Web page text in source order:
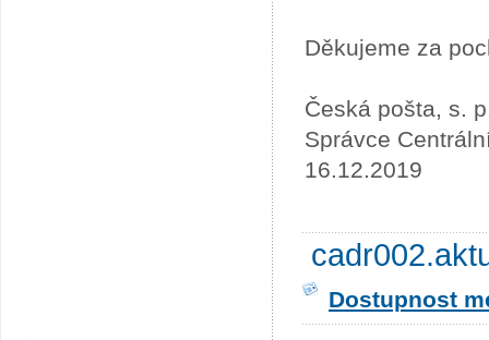
Děkujeme za
Česká pošta, s.
Správce
16.12.2019
Dostupnost